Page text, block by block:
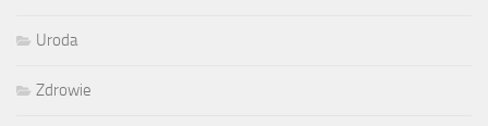
Uroda
Zdrowie